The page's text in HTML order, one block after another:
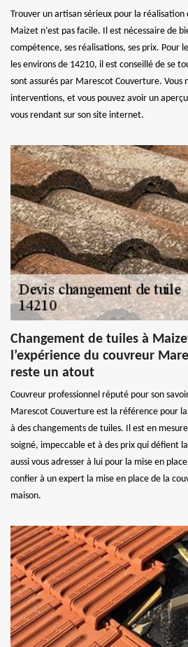
Trouver un artisan sérieux pour la réalisation
Maizet n’est pas facile. Il est nécessaire de
compétence, ses réalisations, ses prix. Pour
les environs de 14210, il est conseillé de se
sont assurés par Marescot Couverture. Vous
interventions, et vous pouvez avoir un
vous rendant sur son site internet.
Changement de tuiles à
l’expérience du couvreur
reste un atout
Couvreur professionnel réputé pour son
Marescot Couverture est la référence pour
à des changements de tuiles. Il est en
soigné, impeccable et à des prix qui défient
aussi vous adresser à lui pour la mise en
confier à un expert la mise en place de la
maison.